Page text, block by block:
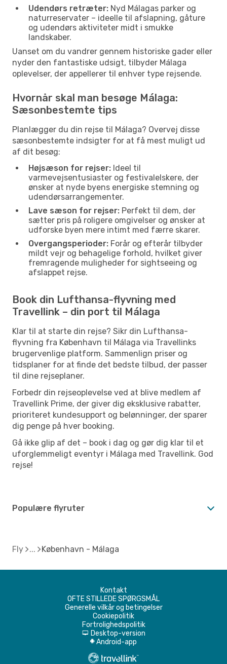
Udendørs retræter: Nyd Málagas parker og
naturreservater – ideelle til afslapning, gåture
og udendørs aktiviteter midt i smukke
landskaber.
Uanset om du vandrer gennem historiske gader eller
nyder den fantastiske udsigt, tilbyder Málaga
oplevelser, der appellerer til enhver type rejsende.
Hvornår skal man besøge Málaga:
Sæsonbestemte tips
Planlægger du din rejse til Málaga? Overvej disse
sæsonbestemte indsigter for at få mest muligt ud
af dit besøg:
Højsæson for rejser: Ideel til
varmevejsentusiaster og festivalelskere, der
ønsker at nyde byens energiske stemning og
udendørsarrangementer.
Lave sæson for rejser: Perfekt til dem, der
sætter pris på roligere omgivelser og ønsker at
udforske byen mere intimt med færre skarer.
Overgangsperioder: Forår og efterår tilbyder
mildt vejr og behagelige forhold, hvilket giver
fremragende muligheder for sightseeing og
afslappet rejse.
Book din Lufthansa-flyvning med
Travellink – din port til Málaga
Klar til at starte din rejse? Sikr din Lufthansa-
flyvning fra København til Málaga via Travellinks
brugervenlige platform. Sammenlign priser og
tidsplaner for at finde det bedste tilbud, der passer
til dine rejseplaner.
Forbedr din rejseoplevelse ved at blive medlem af
Travellink Prime, der giver dig eksklusive rabatter,
prioriteret kundesupport og belønninger, der sparer
dig penge på hver booking.
Gå ikke glip af det – book i dag og gør dig klar til et
uforglemmeligt eventyr i Málaga med Travellink. God
rejse!
Populære flyruter
Fly København - Málaga
Kontakt
OFTE STILLEDE SPØRGSMÅL
Generelle vilkår og betingelser
Cookiepolitik
Fortrolighedspolitik
d Desktop-version
A Android-app